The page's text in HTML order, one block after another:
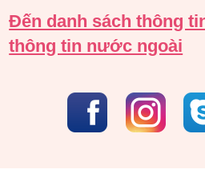
Đến danh sách thông
thông tin nước ngoài